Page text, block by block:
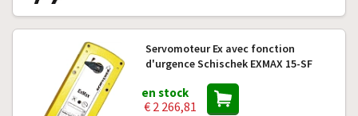
Servomoteur Ex avec fonction
d'urgence Schischek EXMAX 15-SF
en stock
€ 2 266,81